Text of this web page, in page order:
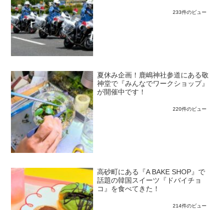
233件のビュー
夏休み企画！鹿嶋神社参道にある敬
神堂で『みんなでワークショップ』
が開催中です！
220件のビュー
高砂町にある『A BAKE SHOP』で
話題の韓国スイーツ『ドバイチョ
コ』を食べてきた！
214件のビュー